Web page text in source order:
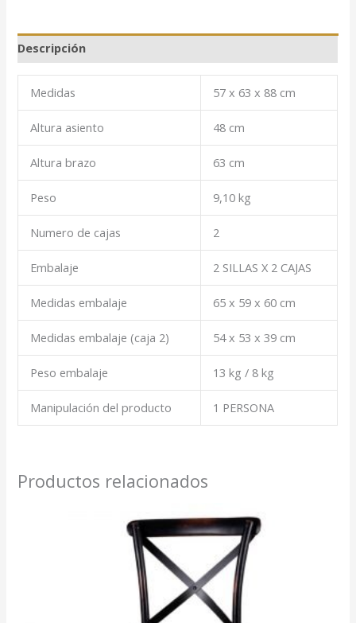
Descripción
Medidas 57 x 63 x 88 cm
Altura asiento 48 cm
Altura brazo 63 cm
Peso 9,10 kg
Numero de cajas 2
Embalaje 2 SILLAS X 2 CAJAS
Medidas embalaje 65 x 59 x 60 cm
Medidas embalaje (caja 2) 54 x 53 x 39 cm
Peso embalaje 13 kg / 8 kg
Manipulación del producto 1 PERSONA
Productos relacionados